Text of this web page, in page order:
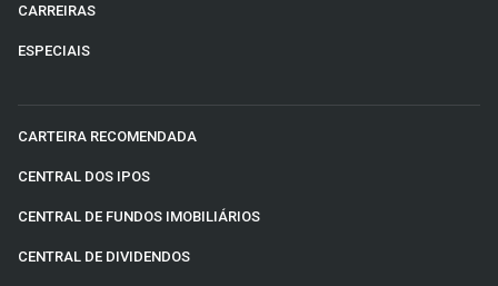
CARREIRAS
ESPECIAIS
CARTEIRA RECOMENDADA
CENTRAL DOS IPOS
CENTRAL DE FUNDOS IMOBILIÁRIOS
CENTRAL DE DIVIDENDOS